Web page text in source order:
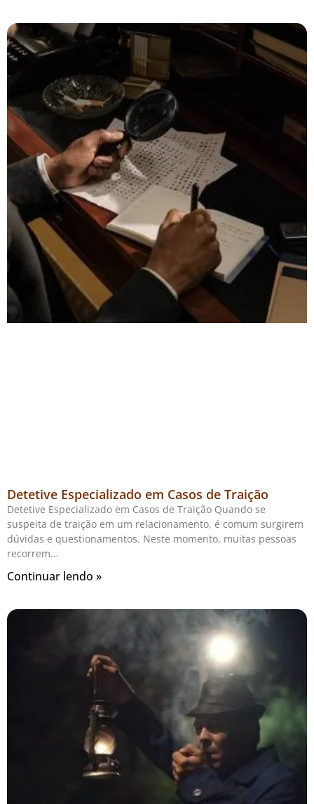
Detetive Especializado em Casos de Traição
Detetive Especializado em Casos de Traição Quando se
suspeita de traição em um relacionamento, é comum surgirem
dúvidas e questionamentos. Neste momento, muitas pessoas
recorrem
Continuar lendo »